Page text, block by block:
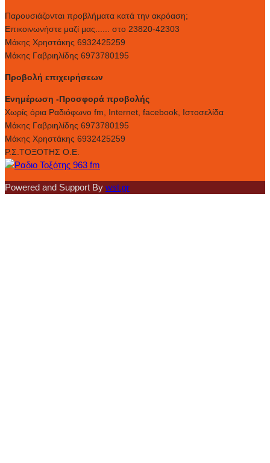
Παρουσιάζονται προβλήματα κατά την ακρόαση;
Επικοινωνήστε μαζί μας...... στο 23820-42303
Μάκης Χρηστάκης 6932425259
Μάκης Γαβριηλίδης 6973780195
Προβολή επιχειρήσεων
Ενημέρωση -Προσφορά προβολής
Xωρίς όρια Ραδιόφωνο fm, Internet, facebook, Ιστοσελίδα
Μάκης Γαβριηλίδης 6973780195
Μάκης Χρηστάκης 6932425259
Ρ.Σ.ΤΟΞΟΤΗΣ Ο.Ε.
Powered and Support By wst.gr